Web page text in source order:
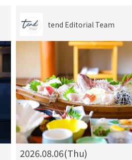
tend Editorial Team
2026.08.06(Thu)